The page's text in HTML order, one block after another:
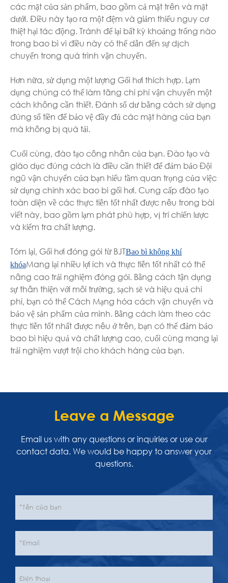
các mặt của sản phẩm, bao gồm cả mặt trên và mặt
dưới. Điều này tạo ra một đệm và giảm thiểu nguy cơ
thiệt hại tác động. Tránh để lại bất kỳ khoảng trống nào
trong bao bì vì điều này có thể dẫn đến sự dịch
chuyển trong quá trình vận chuyển.
Hơn nữa, sử dụng một lượng Gối hơi thích hợp. Lạm
dụng chúng có thể làm tăng chi phí vận chuyển một
cách không cần thiết. Đánh số dư bằng cách sử dụng
đúng số tiền để bảo vệ đầy đủ các mặt hàng của bạn
mà không bị quá tải.
Cuối cùng, đào tạo công nhân của bạn. Đào tạo và
giáo dục đúng cách là điều cần thiết để đảm bảo Đội
ngũ vận chuyển của bạn hiểu tầm quan trọng của việc
sử dụng chính xác bao bì gối hơi. Cung cấp đào tạo
toàn diện về các thực tiễn tốt nhất được nêu trong bài
viết này, bao gồm lạm phát phù hợp, vị trí chiến lược
và kiểm tra chất lượng.
Tóm lại, Gối hơi đóng gói từ BJTBao bì không khí
khóaMang lại nhiều lợi ích và thực tiễn tốt nhất có thể
nâng cao trải nghiệm đóng gói. Bằng cách tận dụng
sự thân thiện với môi trường, sạch sẽ và hiệu quả chi
phí, bạn có thể Cách Mạng hóa cách vận chuyển và
bảo vệ sản phẩm của mình. Bằng cách làm theo các
thực tiễn tốt nhất được nêu ở trên, bạn có thể đảm bảo
bao bì hiệu quả và chất lượng cao, cuối cùng mang lại
trải nghiệm vượt trội cho khách hàng của bạn.
Leave a Message
Email us with any questions or inquiries or use our
contact data. We would be happy to answer your
questions.